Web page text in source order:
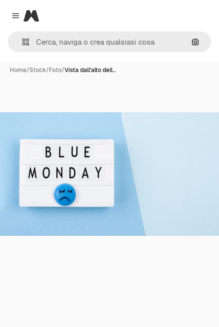
Close menu
Magnific
Cerca
Home/Stock/Foto/Vista dall'alto dell…